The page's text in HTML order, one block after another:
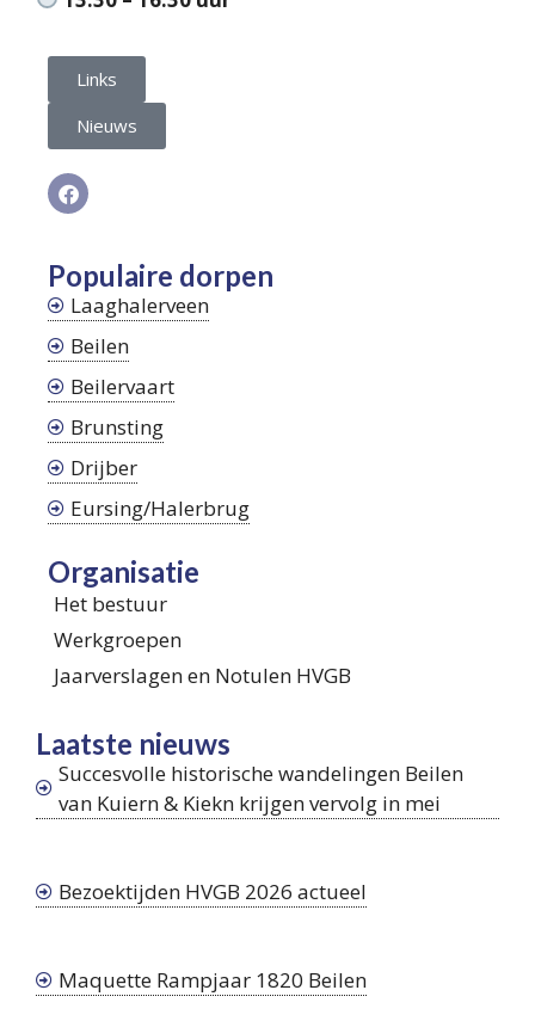
Links
Nieuws
Populaire dorpen
Laaghalerveen
Beilen
Beilervaart
Brunsting
Drijber
Eursing/Halerbrug
Organisatie
Het bestuur
Werkgroepen
Jaarverslagen en Notulen HVGB
Laatste nieuws
Succesvolle historische wandelingen Beilen
van Kuiern & Kiekn krijgen vervolg in mei
Bezoektijden HVGB 2026 actueel
Maquette Rampjaar 1820 Beilen